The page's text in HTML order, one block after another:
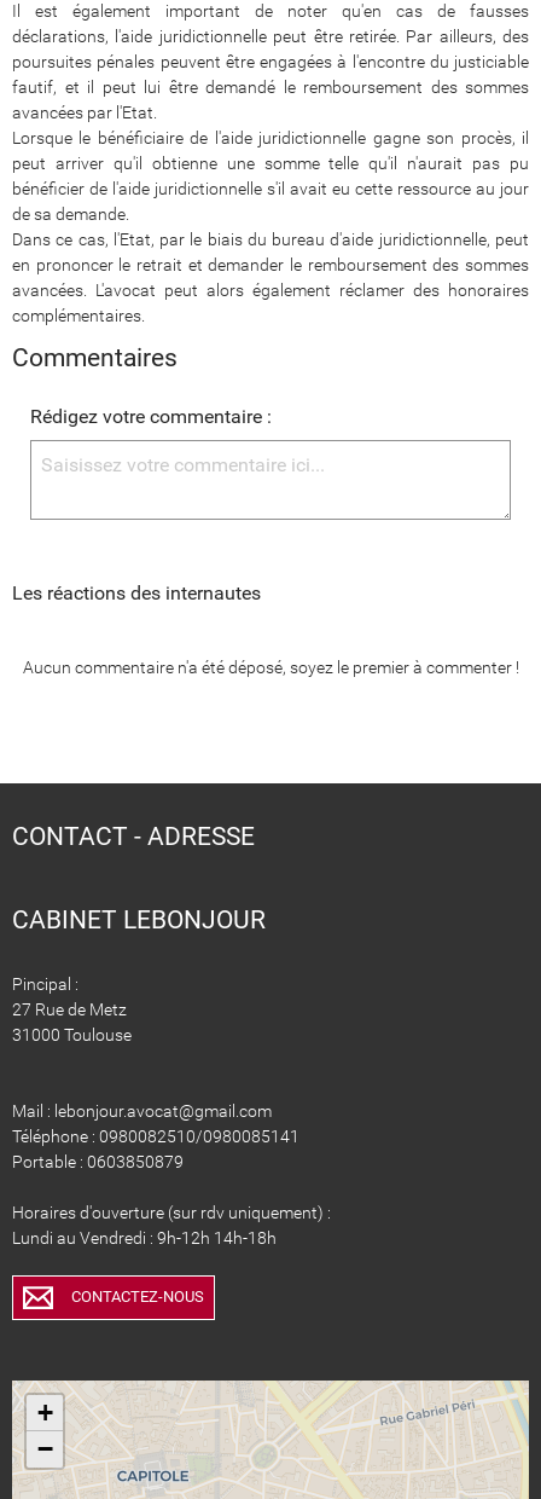
Il est également important de noter qu'en cas de fausses
déclarations, l'aide juridictionnelle peut être retirée. Par ailleurs, des
poursuites pénales peuvent être engagées à l'encontre du justiciable
fautif, et il peut lui être demandé le remboursement des sommes
avancées par l'Etat.
Lorsque le bénéficiaire de l'aide juridictionnelle gagne son procès, il
peut arriver qu'il obtienne une somme telle qu'il n'aurait pas pu
bénéficier de l'aide juridictionnelle s'il avait eu cette ressource au jour
de sa demande.
Dans ce cas, l'Etat, par le biais du bureau d'aide juridictionnelle, peut
en prononcer le retrait et demander le remboursement des sommes
avancées. L'avocat peut alors également réclamer des honoraires
complémentaires.
Commentaires
Rédigez votre commentaire :
Les réactions des internautes
Aucun commentaire n'a été déposé, soyez le premier à commenter !
CONTACT - ADRESSE
CABINET LEBONJOUR
Pincipal :
27 Rue de Metz
31000 Toulouse
Mail : lebonjour.avocat@gmail.com
Téléphone : 0980082510/0980085141
Portable : 0603850879
Horaires d'ouverture (sur rdv uniquement) :
Lundi au Vendredi : 9h-12h 14h-18h
CONTACTEZ-NOUS
+
−